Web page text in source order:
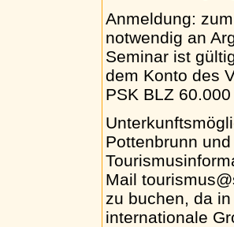
Anmeldung:
notwendig an
Seminar ist
dem Konto des
PSK BLZ
Pottenbrunn
Mail
zu buchen, da
internationale